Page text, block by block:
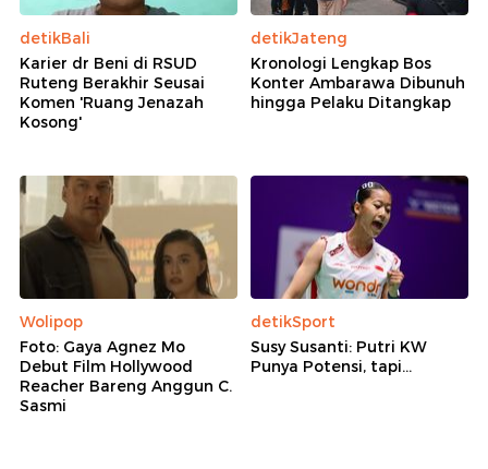
detikBali
Karier dr Beni di RSUD
Ruteng Berakhir Seusai
Komen 'Ruang Jenazah
Kosong'
detikJateng
Kronologi Lengkap Bos
Konter Ambarawa Dibunuh
hingga Pelaku Ditangkap
Wolipop
Foto: Gaya Agnez Mo
Debut Film Hollywood
Reacher Bareng Anggun C.
Sasmi
detikSport
Susy Susanti: Putri KW
Punya Potensi, tapi...